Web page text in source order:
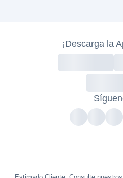
¡Descarga la